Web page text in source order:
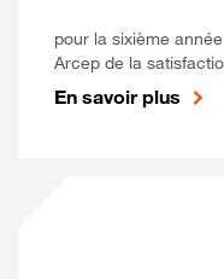
pour la sixième
Arcep de la
En savoir plus